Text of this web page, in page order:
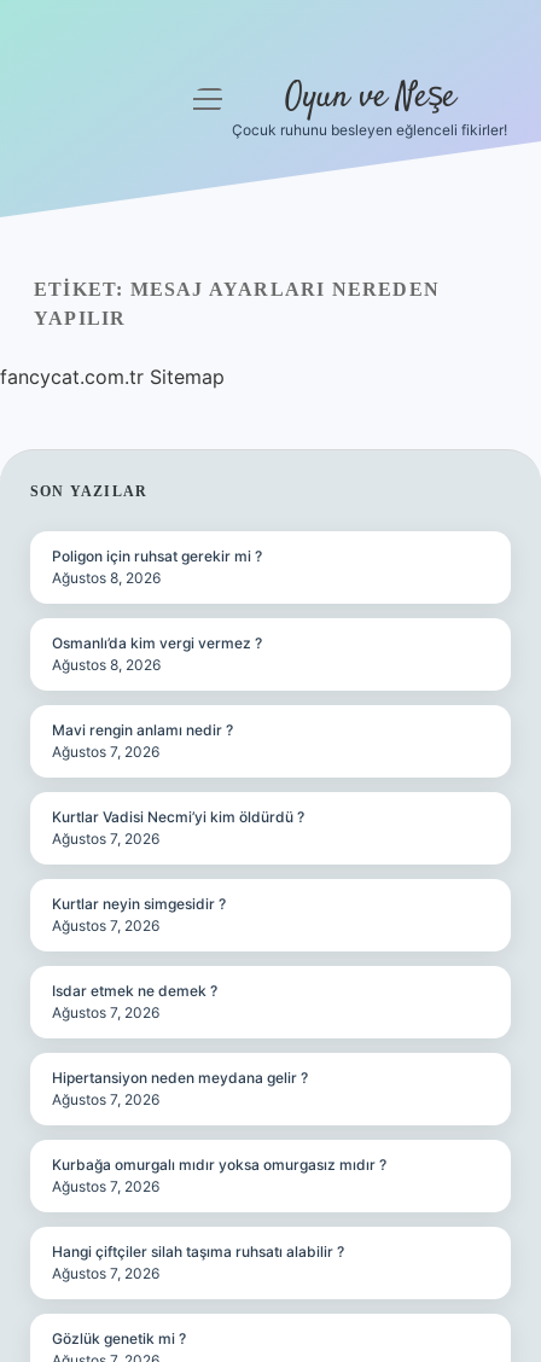
Yasal Uyarı
menüyü
Oyun ve Neşe
Çocuk ruhunu besleyen eğlenceli fikirler!
ETIKET: MESAJ AYARLARI NEREDEN
YAPILIR
fancycat.com.tr Sitemap
SIDEBAR
SON YAZILAR
Poligon için ruhsat gerekir mi ?
Ağustos 8, 2026
Osmanlı’da kim vergi vermez ?
Ağustos 8, 2026
Mavi rengin anlamı nedir ?
Ağustos 7, 2026
Kurtlar Vadisi Necmi’yi kim öldürdü ?
Ağustos 7, 2026
Kurtlar neyin simgesidir ?
Ağustos 7, 2026
Isdar etmek ne demek ?
Ağustos 7, 2026
Hipertansiyon neden meydana gelir ?
Ağustos 7, 2026
Kurbağa omurgalı mıdır yoksa omurgasız mıdır ?
Ağustos 7, 2026
Hangi çiftçiler silah taşıma ruhsatı alabilir ?
Ağustos 7, 2026
Gözlük genetik mi ?